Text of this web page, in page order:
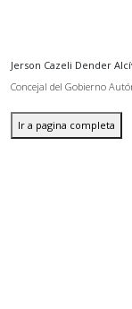
Jerson Cazeli Dender
Concejal del Gobierno
Ir a pagina completa